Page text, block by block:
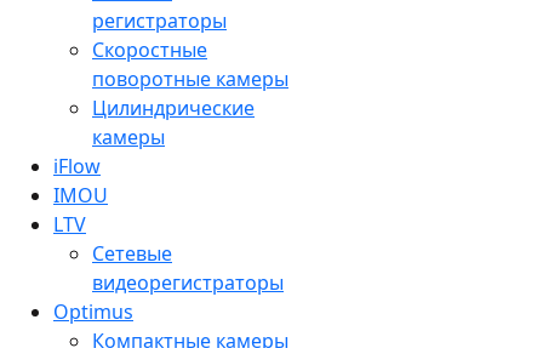
регистраторы
Скоростные
поворотные камеры
Цилиндрические
камеры
iFlow
IMOU
LTV
Сетевые
видеорегистраторы
Optimus
Компактные камеры